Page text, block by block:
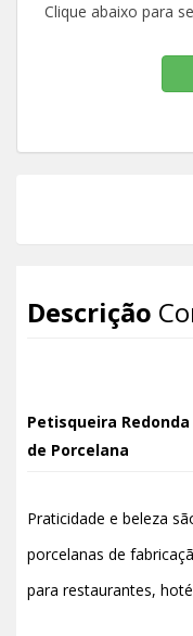
Clique abaixo para
Descrição
Petisqueira
de Porcelana
Praticidade e beleza
porcelanas de
para restaurantes,